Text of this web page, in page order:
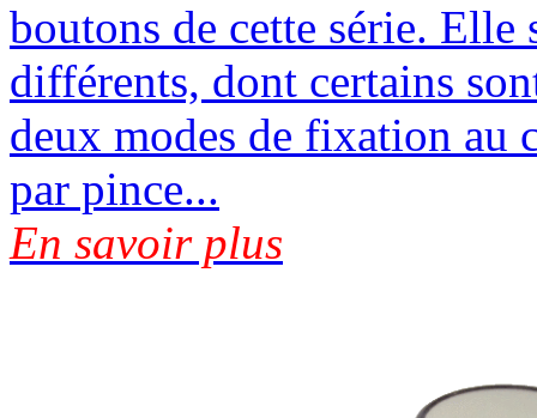
boutons de cette série. Elle
différents, dont certains
deux modes de fixation
par pince...
En savoir plus